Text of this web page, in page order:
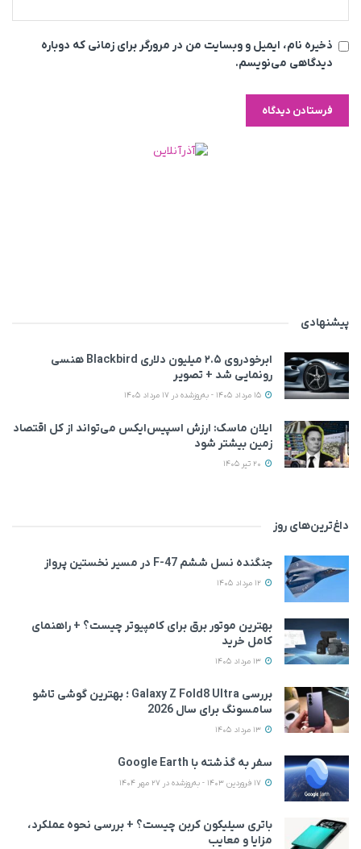
ذخیره نام، ایمیل و وبسایت من در مرورگر برای زمانی که دوباره
دیدگاهی می‌نویسم.
پیشنهادی
ابرخودروی ۲.۵ میلیون دلاری Blackbird هنسی
رونمایی شد + تصویر
ایلان ماسک: ارزش اسپیس‌ایکس می‌تواند از کل اقتصاد
زمین بیشتر شود
داغ‌ترین‌های روز
جنگنده نسل ششم F-47 در مسیر نخستین پرواز
بهترین موتور برق برای کامپیوتر چیست؟ + راهنمای
کامل خرید
بررسی Galaxy Z Fold8 Ultra ؛ بهترین گوشی تاشو
سامسونگ برای سال 2026
سفر به گذشته با Google Earth
باتری سیلیکون کربن چیست؟ + بررسی نحوه عملکرد،
مزایا و معایب